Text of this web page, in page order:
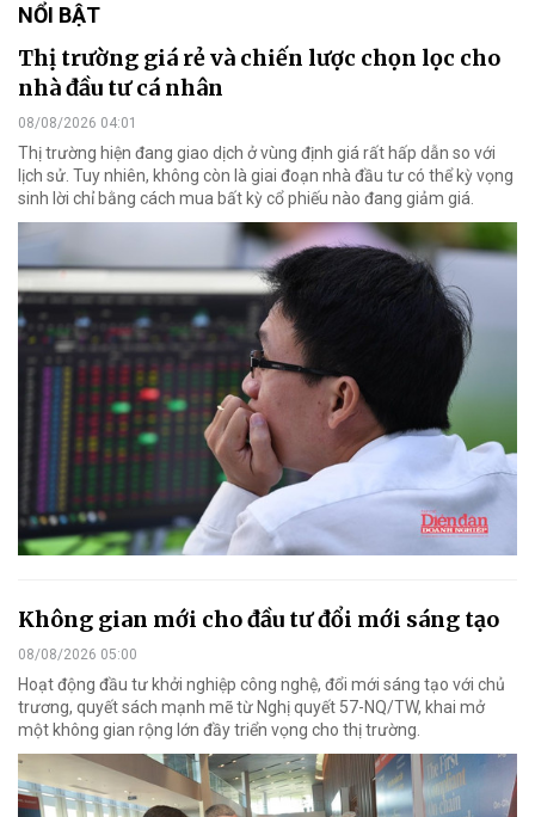
NỔI BẬT
Thị trường giá rẻ và chiến lược chọn lọc cho
nhà đầu tư cá nhân
08/08/2026 04:01
Thị trường hiện đang giao dịch ở vùng định giá rất hấp dẫn so với
lịch sử. Tuy nhiên, không còn là giai đoạn nhà đầu tư có thể kỳ vọng
sinh lời chỉ bằng cách mua bất kỳ cổ phiếu nào đang giảm giá.
Không gian mới cho đầu tư đổi mới sáng tạo
08/08/2026 05:00
Hoạt động đầu tư khởi nghiệp công nghệ, đổi mới sáng tạo với chủ
trương, quyết sách mạnh mẽ từ Nghị quyết 57-NQ/TW, khai mở
một không gian rộng lớn đầy triển vọng cho thị trường.